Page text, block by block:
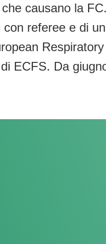
causano la
referee e di
ECFS. Da